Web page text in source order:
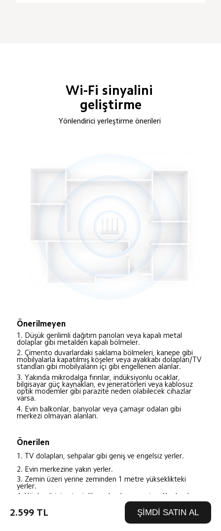
2.599 TL ŞİMDİ SATIN AL
Wi-Fi sinyalini
geliştirme
Yönlendirici yerleştirme önerileri
Önerilmeyen
1. Düşük gerilimli dağıtım panoları veya kapalı metal
dolaplar gibi metalden kapalı bölmeler.
2. Çimento duvarlardaki saklama bölmeleri, kanepe gibi
mobilyalarla kapatılmış köşeler veya ayakkabı dolapları/TV
standları gibi mobilyaların içi gibi engellenen alanlar.
3. Yakında mikrodalga fırınlar, indüksiyonlu ocaklar,
bilgisayar güç kaynakları, ev jeneratörleri veya kablosuz
optik modemler gibi parazite neden olabilecek cihazlar
varsa.
4. Evin balkonlar, banyolar veya çamaşır odaları gibi
merkezi olmayan alanları.
Önerilen
1. TV dolapları, sehpalar gibi geniş ve engelsiz yerler.
2. Evin merkezine yakın yerler.
3. Zemin üzeri yerine zeminden 1 metre yükseklikteki
yerler.
4. Yönlendirici anteni dikey olarak ve zemine dik olarak